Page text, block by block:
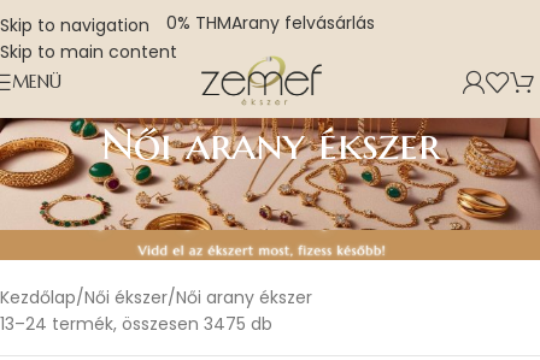
Skip to navigation
Skip to main content
0% THMArany felvásárlás
MENÜ
Női arany ékszer
Kezdőlap Női ékszer Női arany ékszer
25–36 termék, összesen 3475 db